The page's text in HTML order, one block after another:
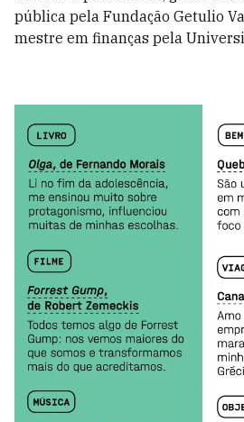
pública pela Fundação Getulio
mestre em finanças pela